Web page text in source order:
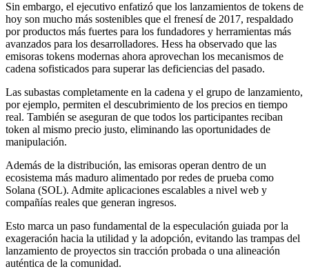
Sin embargo, el ejecutivo enfatizó que los lanzamientos de tokens de
hoy son mucho más sostenibles que el frenesí de 2017, respaldado
por productos más fuertes para los fundadores y herramientas más
avanzados para los desarrolladores. Hess ha observado que las
emisoras tokens modernas ahora aprovechan los mecanismos de
cadena sofisticados para superar las deficiencias del pasado.
Las subastas completamente en la cadena y el grupo de lanzamiento,
por ejemplo, permiten el descubrimiento de los precios en tiempo
real. También se aseguran de que todos los participantes reciban
token al mismo precio justo, eliminando las oportunidades de
manipulación.
Además de la distribución, las emisoras operan dentro de un
ecosistema más maduro alimentado por redes de prueba como
Solana (SOL). Admite aplicaciones escalables a nivel web y
compañías reales que generan ingresos.
Esto marca un paso fundamental de la especulación guiada por la
exageración hacia la utilidad y la adopción, evitando las trampas del
lanzamiento de proyectos sin tracción probada o una alineación
auténtica de la comunidad.